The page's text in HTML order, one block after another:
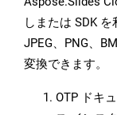
しまたは SDK
JPEG、PNG、
変換できます。
OTP ドキ